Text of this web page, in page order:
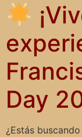
Day
¿Estás